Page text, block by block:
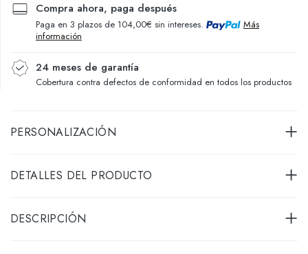
Compra ahora, paga después
Paga en 3 plazos de 104,00€ sin intereses.
Más
información
24 meses de garantía
Cobertura contra defectos de conformidad en todos los productos
PERSONALIZACIÓN
DETALLES DEL PRODUCTO
DESCRIPCIÓN